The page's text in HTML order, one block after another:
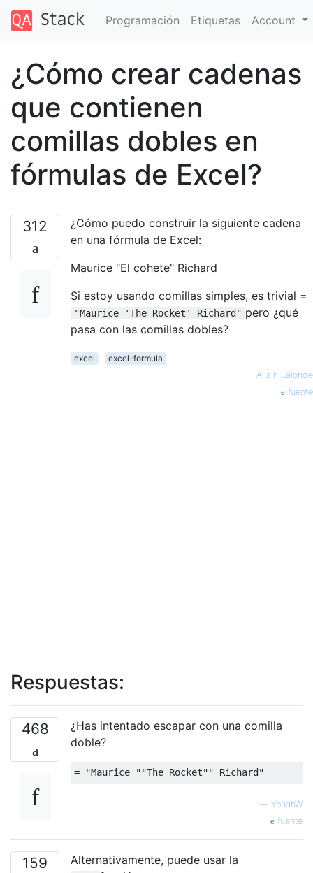
Programación Etiquetas Account
¿Cómo crear cadenas
que contienen
comillas dobles en
fórmulas de Excel?
312
¿Cómo puedo construir la siguiente cadena
en una fórmula de Excel:
Maurice "El cohete" Richard
Si estoy usando comillas simples, es trivial =
"Maurice 'The Rocket' Richard" pero ¿qué
pasa con las comillas dobles?
excel
excel-formula
— Allain Lalonde
fuente
Respuestas:
468
¿Has intentado escapar con una comilla
doble?
= "Maurice ""The Rocket"" Richard"
— YonahW
fuente
159 Alternativamente, puede usar la